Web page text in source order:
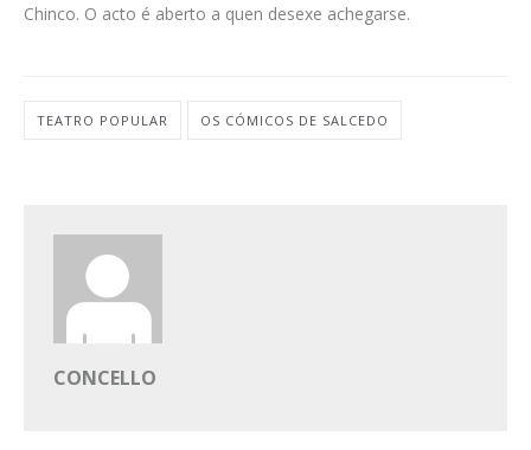
Chinco. O acto é aberto a quen desexe achegarse.
TEATRO POPULAR OS CÓMICOS DE SALCEDO
CONCELLO